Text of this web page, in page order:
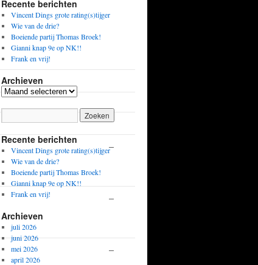
–
–
–
Recente berichten
Vincent Dings grote rating(s)tijger
Wie van de drie?
Boeiende partij Thomas Broek!
Gianni knap 9e op NK!!
Frank en vrij!
Archieven
Archieven
Recente berichten
Vincent Dings grote rating(s)tijger
Wie van de drie?
Boeiende partij Thomas Broek!
Gianni knap 9e op NK!!
Frank en vrij!
Archieven
juli 2026
juni 2026
mei 2026
april 2026